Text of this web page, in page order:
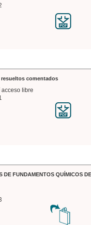
comentados
libre
DE FUNDAMENTOS QUÍMICOS